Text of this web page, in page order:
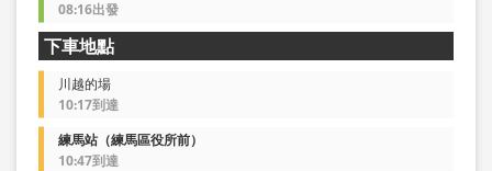
08:16出發
下車地點
川越的場
10:17到達
練馬站（練馬區役所前）
10:47到達